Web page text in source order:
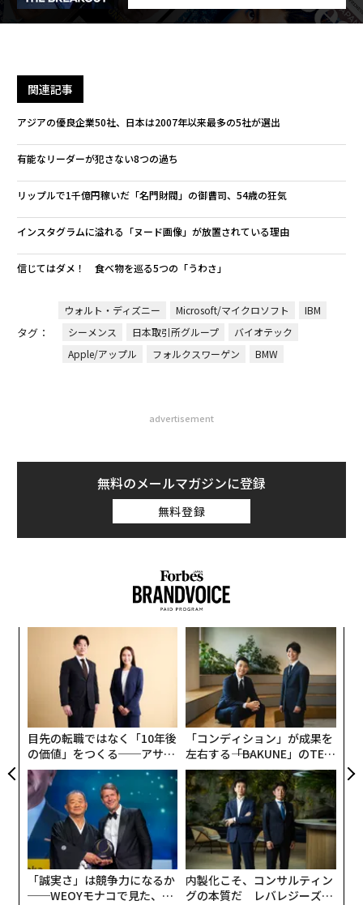
関連記事
アジアの優良企業50社、日本は2007年以来最多の5社が選出
有能なリーダーが犯さない8つの過ち
リップルで1千億円稼いだ「名門財閥」の御曹司、54歳の狂気
インスタグラムに溢れる「ヌード画像」が放置されている理由
信じてはダメ！ 食べ物を巡る5つの「うわさ」
タグ：
ウォルト・ディズニー Microsoft/マイクロソフト
IBM
シーメンス
日本取引所グループ
バイオテック
Apple/アップル
フォルクスワーゲン BMW
advertisement
無料のメールマガジンに登録
無料登録
目先の転職ではなく「10年後
の価値」をつくる──アサイ
ンの長期伴走型支援とは
「コンディション」が成果を
左右する――「BAKUNE」のTEN
TIALが支える「挑戦者の明
日」
「誠実さ」は競争力になるか
──WEOYモナコで見た、く
内製化こそ、コンサルティン
グの本質だ レバレジーズが